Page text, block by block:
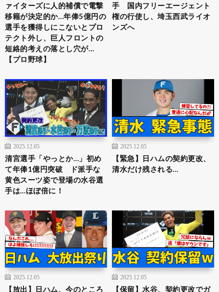
ァイターズに人的補償で電撃
移籍が決定的か…年俸5億円の
選手を獲得しにこないとプロ
テクト外し、巨人フロントの
短絡的考えの落とし穴が…
【プロ野球】
手 国内フリーエージェント
権の行使し、埼玉西武ライオ
ンズへ
2025.12.05
清宮選手「やっとか…」初め
て年俸1億円突破 ド派手な
黄色スーツ姿で登場の水谷選
手は…ほぼ倍に！
2025.12.05
【緊急】日ハムの契約更改、
清水だけ残される…
2025.12.05
【放出】日ハム、今のところ
2025.12.05
【保留】水谷、契約更改でガ